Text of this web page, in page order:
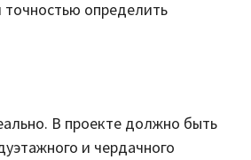
определить
В проекте должно быть
и чердачного